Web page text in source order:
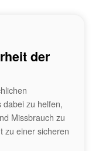
der
zu helfen,
Missbrauch zu
zu einer sicheren